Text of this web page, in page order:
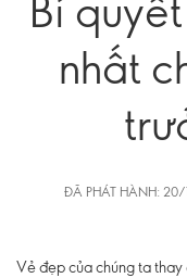
nhất
ĐÃ PHÁT HÀNH:
Vẻ đẹp của chúng ta